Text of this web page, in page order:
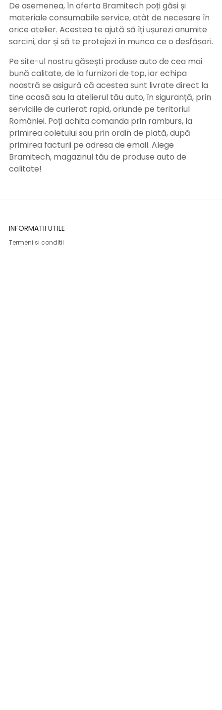
De asemenea, în oferta Bramitech poți găsi și
materiale consumabile service, atât de necesare în
orice atelier. Acestea te ajută să îți ușurezi anumite
sarcini, dar și să te protejezi în munca ce o desfășori.
Pe site-ul nostru găsești produse auto de cea mai
bună calitate, de la furnizori de top, iar echipa
noastră se asigură că acestea sunt livrate direct la
tine acasă sau la atelierul tău auto, în siguranță, prin
serviciile de curierat rapid, oriunde pe teritoriul
României. Poți achita comanda prin ramburs, la
primirea coletului sau prin ordin de plată, după
primirea facturii pe adresa de email. Alege
Bramitech, magazinul tău de produse auto de
calitate!
INFORMATII UTILE
Termeni si conditii